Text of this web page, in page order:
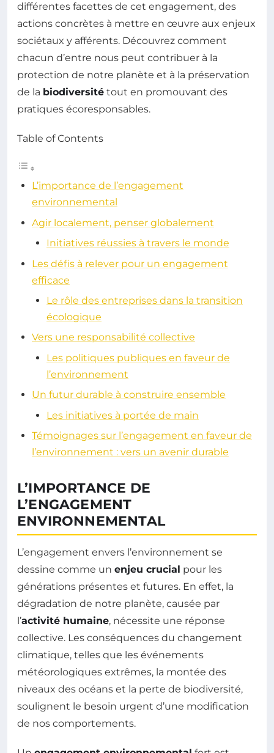
différentes facettes de cet engagement, des
actions concrètes à mettre en œuvre aux enjeux
sociétaux y afférents. Découvrez comment
chacun d’entre nous peut contribuer à la
protection de notre planète et à la préservation
de la biodiversité tout en promouvant des
pratiques écoresponsables.
Table of Contents
L’importance de l’engagement
environnemental
Agir localement, penser globalement
Initiatives réussies à travers le monde
Les défis à relever pour un engagement
efficace
Le rôle des entreprises dans la transition
écologique
Vers une responsabilité collective
Les politiques publiques en faveur de
l’environnement
Un futur durable à construire ensemble
Les initiatives à portée de main
Témoignages sur l’engagement en faveur de
l’environnement : vers un avenir durable
L’IMPORTANCE DE
L’ENGAGEMENT
ENVIRONNEMENTAL
L’engagement envers l’environnement se
dessine comme un enjeu crucial pour les
générations présentes et futures. En effet, la
dégradation de notre planète, causée par
l’activité humaine, nécessite une réponse
collective. Les conséquences du changement
climatique, telles que les événements
météorologiques extrêmes, la montée des
niveaux des océans et la perte de biodiversité,
soulignent le besoin urgent d’une modification
de nos comportements.